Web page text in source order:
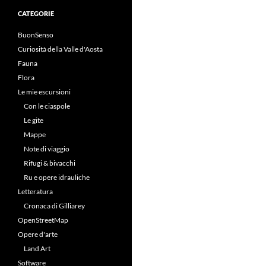
CATEGORIE
BuonSenso
Curiosità della Valle d'Aosta
Fauna
Flora
Le mie escursioni
Con le ciaspole
Le gite
Mappe
Note di viaggio
Rifugi & bivacchi
Ru e opere idrauliche
Letteratura
Cronaca di Gilliarey
OpenStreetMap
Opere d'arte
Land Art
Software